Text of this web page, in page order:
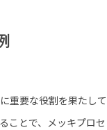
重要な役割を果たして
ことで、メッキプロセ